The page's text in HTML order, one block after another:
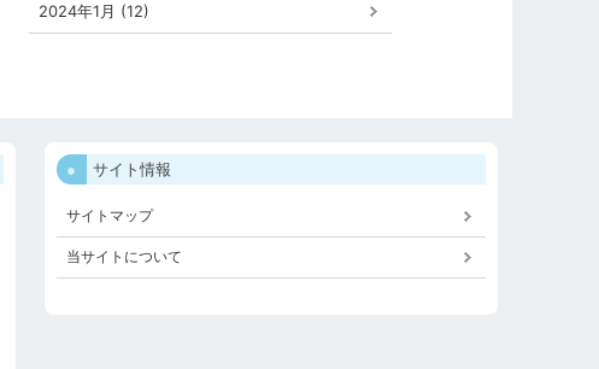
2024年1月 (12)
サイト情報
サイトマップ
当サイトについて